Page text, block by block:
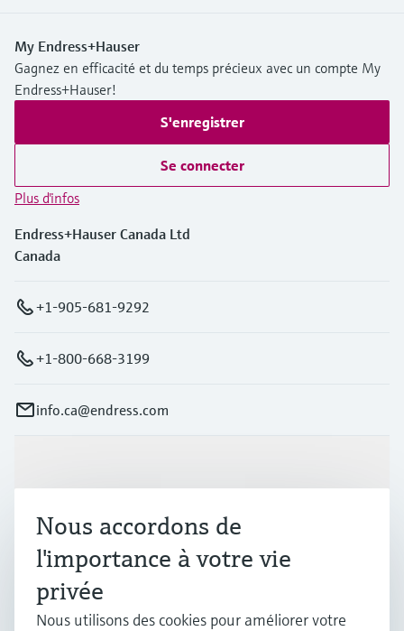
My Endress+Hauser
Gagnez en efficacité et du temps précieux avec un compte My
Endress+Hauser!
S'enregistrer
Se connecter
Plus d'infos
Endress+Hauser Canada Ltd
Canada
+1-905-681-9292
+1-800-668-3199
info.ca@endress.com
Industries
Support
Nous accordons de
l'importance à votre vie
privée
Nous utilisons des cookies pour améliorer votre